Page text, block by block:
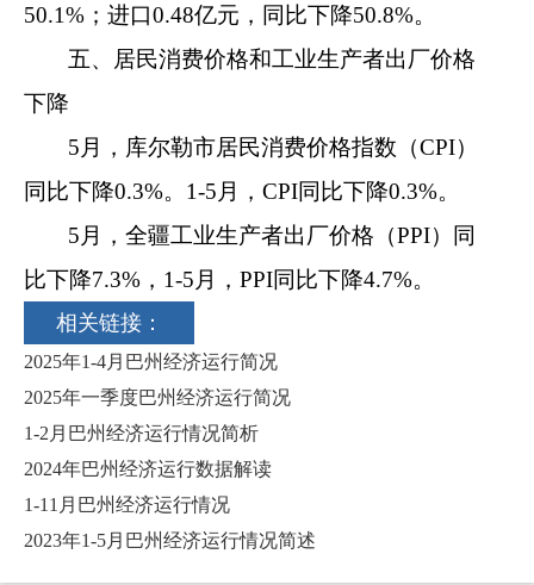
50.1% ；进口0.48亿元，同比下降50.8%。
五、
居民消费价格和工业生产者出厂价格
下降
5 月， 库尔勒市居民消费价格指数（CPI）
同比下降0.3%。 1-5 月， CPI同比下降0.3%。
5 月 ，全疆工业生产者出厂价格（PPI）同
比下降7.3% ， 1-5 月， PPI同比下降4.7%。
相关链接：
2025年1-4月巴州经济运行简况
2025年一季度巴州经济运行简况
1-2月巴州经济运行情况简析
2024年巴州经济运行数据解读
1-11月巴州经济运行情况
2023年1-5月巴州经济运行情况简述